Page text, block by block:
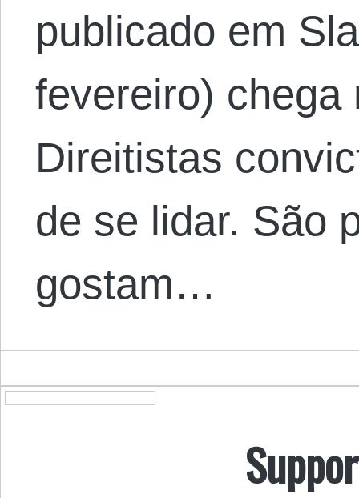
publicado em
fevereiro) chega
Direitistas
de se lidar. São
gostam…